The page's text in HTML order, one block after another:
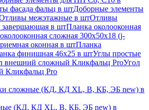
фасада фальц в штДоборные элементы
межэтажные в штОтливы
завершающая в штПланка околооконная
сложная 300х50х18 (j-
оконная в штПланка
финишная 46х25 в штУглы простые
внешний сложный Кликфальц ProУгол
Кликфальц Pro
сложные (КД, КД XL, В, КБ, ЭБ new) в
(КД, КД XL, В, КБ, ЭБ new) в